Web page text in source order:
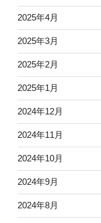
2025年4月
2025年3月
2025年2月
2025年1月
2024年12月
2024年11月
2024年10月
2024年9月
2024年8月